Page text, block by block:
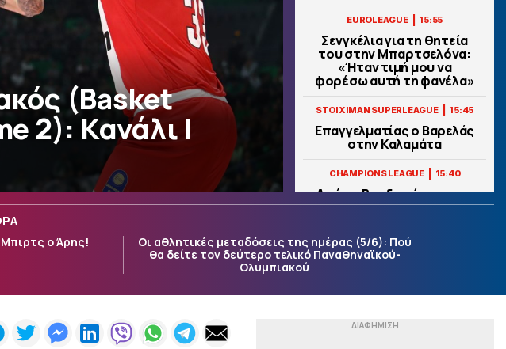
(Basket
2): Κανάλι |
EUROLEAGUE 15:55
Σενγκέλια για τη θητεία
του στην Μπαρτσελόνα:
«Ήταν τιμή μου να
φορέσω αυτή τη φανέλα»
STOIXIMAN SUPERLEAGUE 15:45
Επαγγελματίας ο Βαρελάς
στην Καλαμάτα
CHAMPIONS LEAGUE 15:40
Από τη Βουδαπέστη, στο
Μπέρμιγχαμ και από το
Ναϊμέγκεν…
Ελλάδα (Eurobasket U16)
STOIXIMAN SUPERLEAGUE
Μπιρτς ο Άρης!
Οι αθλητικές μεταδόσεις της ημέρας (5/6): Πού
θα δείτε τον δεύτερο τελικό Παναθηναϊκού-
Ολυμπιακού